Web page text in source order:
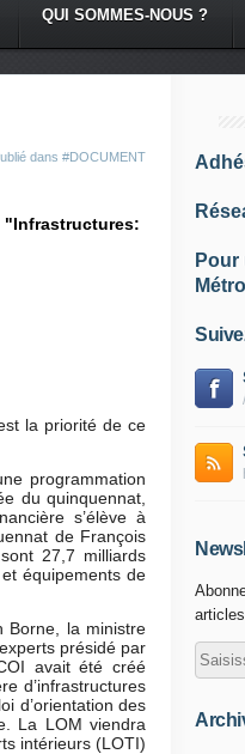
QUI SOMMES-NOUS ?
dans #DOCUMENT
"Infrastructures:
la priorité de ce
programmation
du quinquennat,
s’élève à
de François
27,7 milliards
équipements de
Borne, la ministre
présidé par
avait été créé
d’infrastructures
d’orientation des
La LOM viendra
intérieurs (LOTI)
Pour